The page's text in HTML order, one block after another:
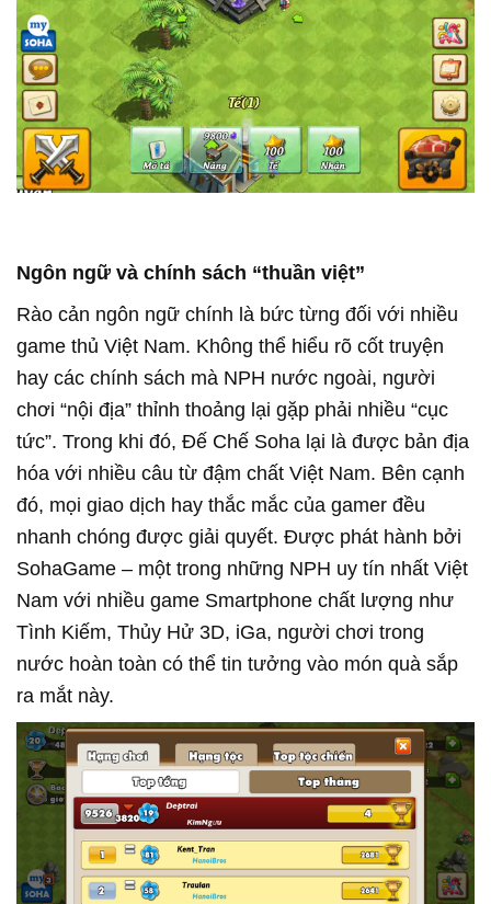
Ngôn ngữ và chính sách “thuần việt”
Rào cản ngôn ngữ chính là bức từng đối với nhiều
game thủ Việt Nam. Không thể hiểu rõ cốt truyện
hay các chính sách mà NPH nước ngoài, người
chơi “nội địa” thỉnh thoảng lại gặp phải nhiều “cục
tức”. Trong khi đó, Đế Chế Soha lại là được bản địa
hóa với nhiều câu từ đậm chất Việt Nam. Bên cạnh
đó, mọi giao dịch hay thắc mắc của gamer đều
nhanh chóng được giải quyết. Được phát hành bởi
SohaGame – một trong những NPH uy tín nhất Việt
Nam với nhiều game Smartphone chất lượng như
Tình Kiếm, Thủy Hử 3D, iGa, người chơi trong
nước hoàn toàn có thể tin tưởng vào món quà sắp
ra mắt này.